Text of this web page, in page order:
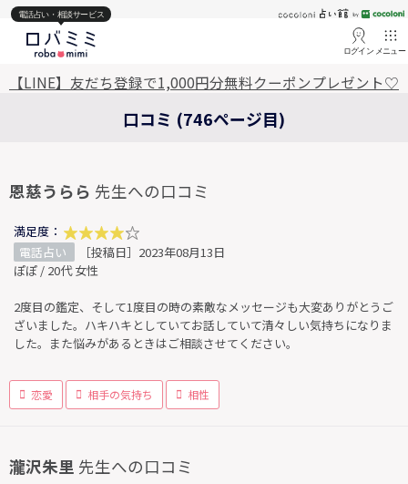
電話占い・相談サービス
ログイン メニュー
【LINE】友だち登録で1,000円分無料クーポンプレゼント♡
口コミ (746ページ目)
恩慈うらら 先生への口コミ
満足度：
電話占い
［投稿日］2023年08月13日
ぽぽ / 20代 女性
2度目の鑑定、そして1度目の時の素敵なメッセージも大変ありがとうご
ざいました。ハキハキとしていてお話していて清々しい気持ちになりま
した。また悩みがあるときはご相談させてください。
恋愛 相手の気持ち 相性
瀧沢朱里 先生への口コミ